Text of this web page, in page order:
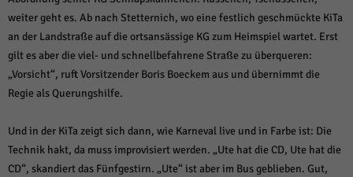
weiter geht es. Ab nach Stetternich, wo eine festlich geschmückte KiTa
an der Landstraße auf die ortsansässige KG zum Heimspiel wartet. Erst
gilt es aber die viel- und schnellbefahrene Straße zu überqueren:
„Vorsicht“, ruft Vorsitzender Boris Boeckem aus und übernimmt die
Regie als Querungshilfe.
Und in der KiTa zeigt sich dann, wie Karneval live und in Farbe ist: Die
Technik hakt, da muss improvisiert werden. „Ute hat die CD, Ute hat die
CD“, skandiert das Fünfgestirn. „Ute“ ist aber im Bus geblieben. Gut,